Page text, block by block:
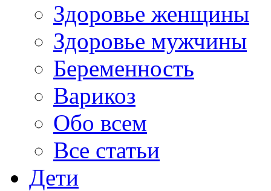
Здоровье женщины
Здоровье мужчины
Беременность
Варикоз
Обо всем
Все статьи
Дети